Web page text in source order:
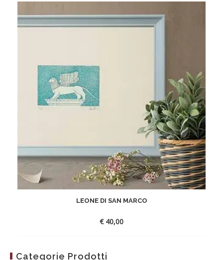
LEONE DI SAN MARCO
€40,00
Categorie Prodotti